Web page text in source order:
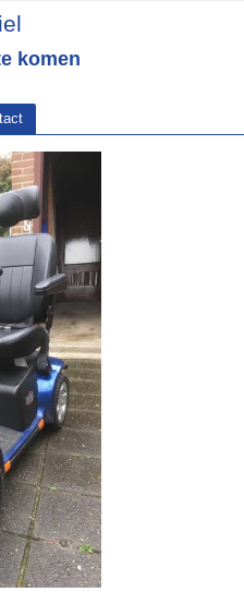
komen
het advertentie overzicht